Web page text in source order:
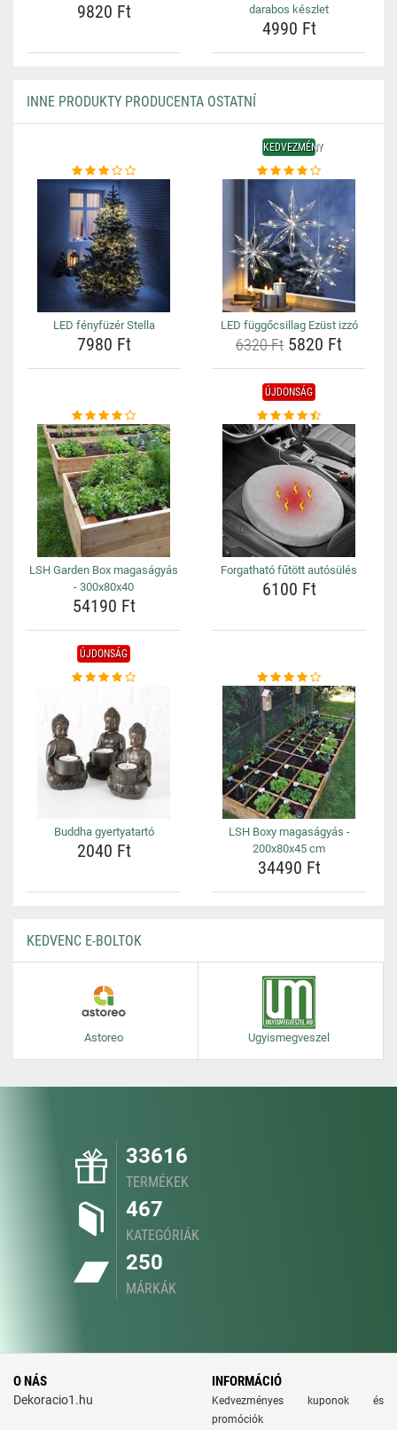
9820 Ft
darabos készlet
4990 Ft
INNE PRODUKTY PRODUCENTA OSTATNÍ
LED fényfüzér Stella
7980 Ft
KEDVEZMÉNY
LED függőcsillag Ezüst izzó
6320 Ft 5820 Ft
LSH Garden Box magaságyás
- 300x80x40
54190 Ft
ÚJDONSÁG
Forgatható fűtött autósülés
6100 Ft
ÚJDONSÁG
Buddha gyertyatartó
2040 Ft
LSH Boxy magaságyás -
200x80x45 cm
34490 Ft
KEDVENC E-BOLTOK
Astoreo Ugyismegveszel
33616
TERMÉKEK
467
KATEGÓRIÁK
250
MÁRKÁK
O NÁS
Dekoracio1.hu
INFORMÁCIÓ
Kedvezményes kuponok és
promóciók